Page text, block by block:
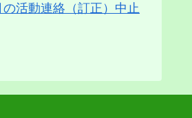
の活動連絡（訂正）中止